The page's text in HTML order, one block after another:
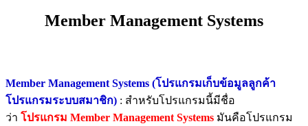
Member Management Systems
Member Management Systems (โปรแกรมเก็บข้อมูลลูกค้า
โปรแกรมระบบสมาชิก) : สำหรับโปรแกรมนี้มีชื่อ
ว่า โปรแกรม Member Management Systems มันคือโปรแกรม